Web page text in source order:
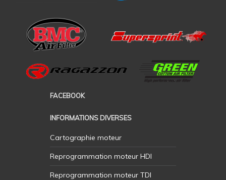
FACEBOOK
INFORMATIONS DIVERSES
Cartographie moteur
Reprogrammation moteur HDI
Reprogrammation moteur TDI